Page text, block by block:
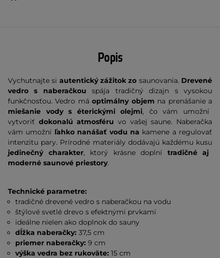
Popis
Vychutnajte si autentický zážitok zo saunovania. Drevené
vedro s naberačkouspája tradičný dizajn s vysokou
funkčnosťou. Vedro máoptimálny objem na prenášanie a
miešanie vody s éterickými olejmi, čo vám umožní
vytvoriť dokonalú atmosféruvo vašej saune. Naberačka
vám umožní ľahko nanášať vodu na kamene a regulovať
intenzitu pary. Prírodné materiály dodávajú každému kusu
jedinečný charakter, ktorý krásne doplní tradičné aj
moderné saunové priestory.
Technické parametre:
tradičné drevené vedro s naberačkou na vodu
štýlové svetlé drevo s efektnými prvkami
ideálne nielen ako doplnok do sauny
dĺžka naberačky: 37,5 cm
priemer naberačky: 9 cm
výška vedra bez rukoväte: 15 cm